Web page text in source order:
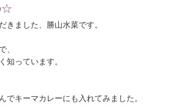
☆
きました、勝山水菜です。
知っています。
でキーマカレーにも入れてみました。